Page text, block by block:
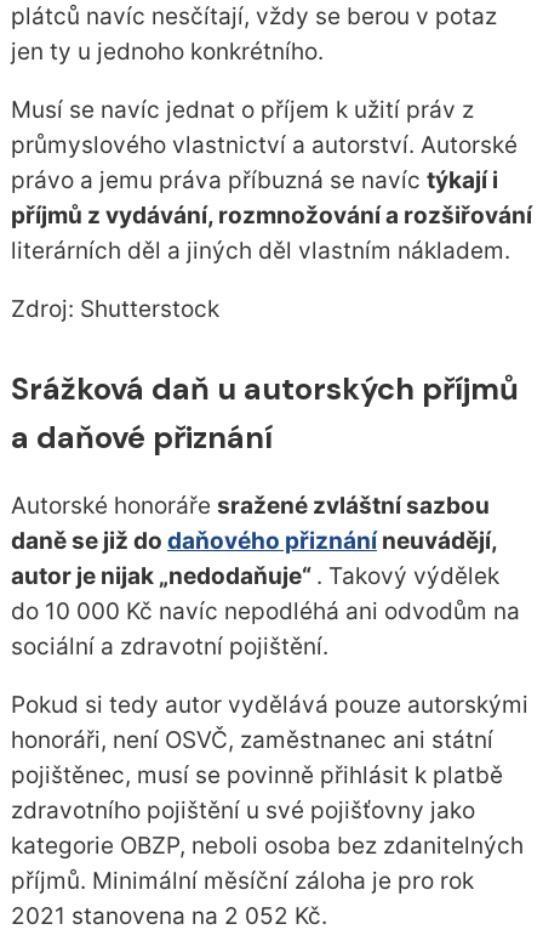
plátců navíc nesčítají, vždy se berou v potaz
jen ty u jednoho konkrétního.
Musí se navíc jednat o příjem k užití práv z
průmyslového vlastnictví a autorství. Autorské
právo a jemu práva příbuzná se navíc týkají i
příjmů z vydávání, rozmnožování a rozšiřování
literárních děl a jiných děl vlastním nákladem.
Zdroj: Shutterstock
Srážková daň u autorských příjmů
a daňové přiznání
Autorské honoráře sražené zvláštní sazbou
daně se již do daňového přiznáníneuvádějí,
autor je nijak „nedodaňuje“ . Takový výdělek
do 10 000 Kč navíc nepodléhá ani odvodům na
sociální a zdravotní pojištění.
Pokud si tedy autor vydělává pouze autorskými
honoráři, není OSVČ, zaměstnanec ani státní
pojištěnec, musí se povinně přihlásit k platbě
zdravotního pojištění u své pojišťovny jako
kategorie OBZP, neboli osoba bez zdanitelných
příjmů. Minimální měsíční záloha je pro rok
2021 stanovena na 2 052 Kč.